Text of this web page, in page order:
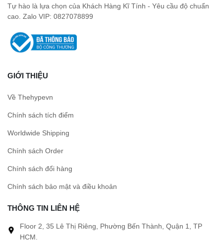
Tự hào là lựa chọn của Khách Hàng Kĩ Tính - Yêu cầu độ chuẩn
cao. Zalo VIP: 0827078899
GIỚI THIỆU
Về Thehypevn
Chính sách tích điểm
Worldwide Shipping
Chính sách Order
Chính sách đổi hàng
Chính sách bảo mật và điều khoản
THÔNG TIN LIÊN HỆ
Floor 2, 35 Lê Thị Riêng, Phường Bến Thành, Quận 1, TP
HCM.